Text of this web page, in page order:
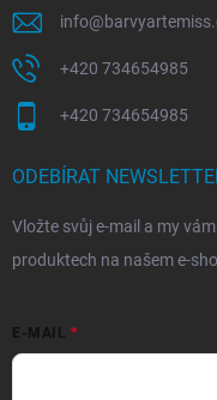
info@
+420 734654985
+420 734654985
ODEBÍRAT
Vložte svůj e-mail a my
produktech na našem e-
E-MAIL